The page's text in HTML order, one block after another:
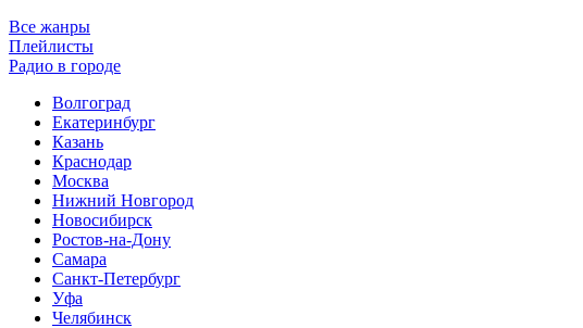
Все жанры
Плейлисты
Радио в городе
Волгоград
Екатеринбург
Казань
Краснодар
Москва
Нижний Новгород
Новосибирск
Ростов-на-Дону
Самара
Санкт-Петербург
Уфа
Челябинск